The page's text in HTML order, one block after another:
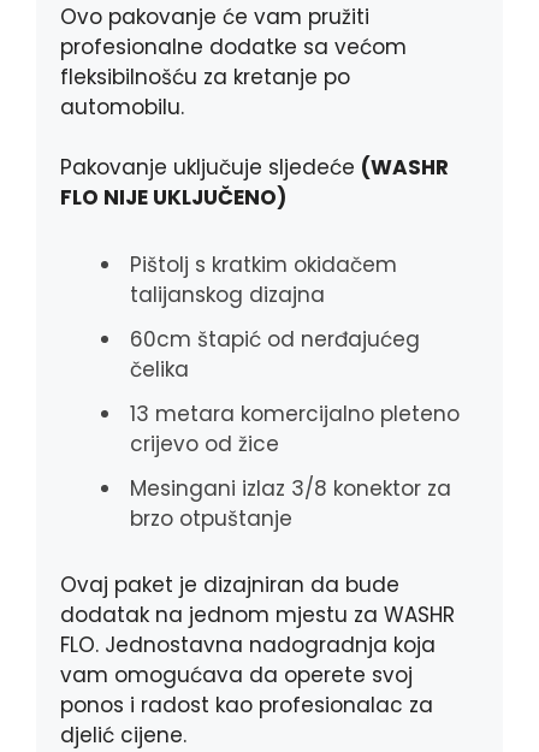
Ovo pakovanje će vam pružiti
profesionalne dodatke sa većom
fleksibilnošću za kretanje po
automobilu.
Pakovanje uključuje sljedeće (WASHR
FLO NIJE UKLJUČENO)
Pištolj s kratkim okidačem
talijanskog dizajna
60cm štapić od nerđajućeg
čelika
13 metara komercijalno pleteno
crijevo od žice
Mesingani izlaz 3/8 konektor za
brzo otpuštanje
Ovaj paket je dizajniran da bude
dodatak na jednom mjestu za WASHR
FLO. Jednostavna nadogradnja koja
vam omogućava da operete svoj
ponos i radost kao profesionalac za
djelić cijene.